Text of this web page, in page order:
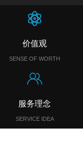
价值观
SENSE OF WORTH
服务理念
SERVICE IDEA